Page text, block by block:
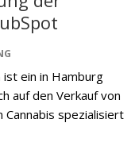
ein in Hamburg
auf den Verkauf von
spezialisiert